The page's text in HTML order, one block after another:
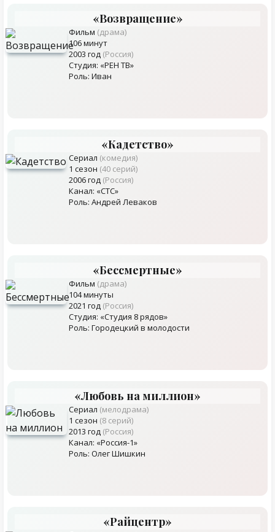
«Возвращение»
Фильм (драма)
106 минут
2003 год (Россия)
Студия: «РЕН ТВ»
Роль: Иван
«Кадетство»
Сериал (комедия)
1 сезон (40 серий)
2006 год (Россия)
Канал: «СТС»
Роль: Андрей Леваков
«Бессмертные»
Фильм (драма)
104 минуты
2021 год (Россия)
Студия: «Студия 8 рядов»
Роль: Городецкий в молодости
«Любовь на миллион»
Сериал (мелодрама)
1 сезон (8 серий)
2013 год (Россия)
Канал: «Россия-1»
Роль: Олег Шишкин
«Райцентр»